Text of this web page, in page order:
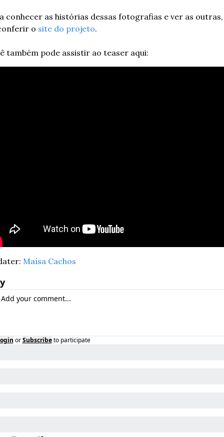
conhecer as histórias dessas fotografias e ver as outras,
o site do projeto.
também pode assistir ao teaser aqui:
Maísa Cachos
or Subscribe to participate